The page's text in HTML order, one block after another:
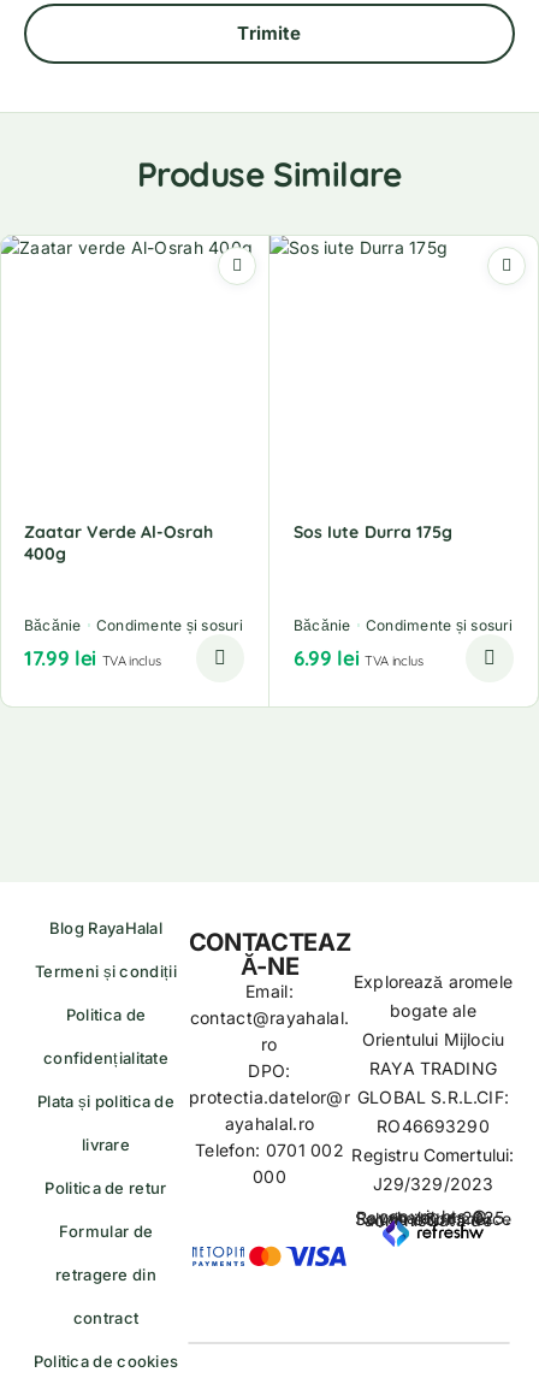
Produse Similare
Zaatar Verde Al-Osrah
400g
Băcănie Condimente și sosuri
17.99 lei TVA inclus
Sos Iute Durra 175g
Băcănie Condimente și sosuri
6.99 lei TVA inclus
Blog RayaHalal
Termeni și condiții
Politica de
confidențialitate
Plata și politica de
livrare
Politica de retur
Formular de
retragere din
contract
Politica de cookies
Explorează aromele
bogate ale
Orientului Mijlociu
RAYA TRADING
GLOBAL S.R.L.CIF:
RO46693290
Registru Comertului:
J29/329/2023
copyrights © Rayahalal.ro 2025. Soluție eCommerce administrată de
CONTACTEAZ
Ă-NE
Email:
contact@rayahalal.
ro
DPO:
protectia.datelor@r
ayahalal.ro
Telefon: 0701 002
000